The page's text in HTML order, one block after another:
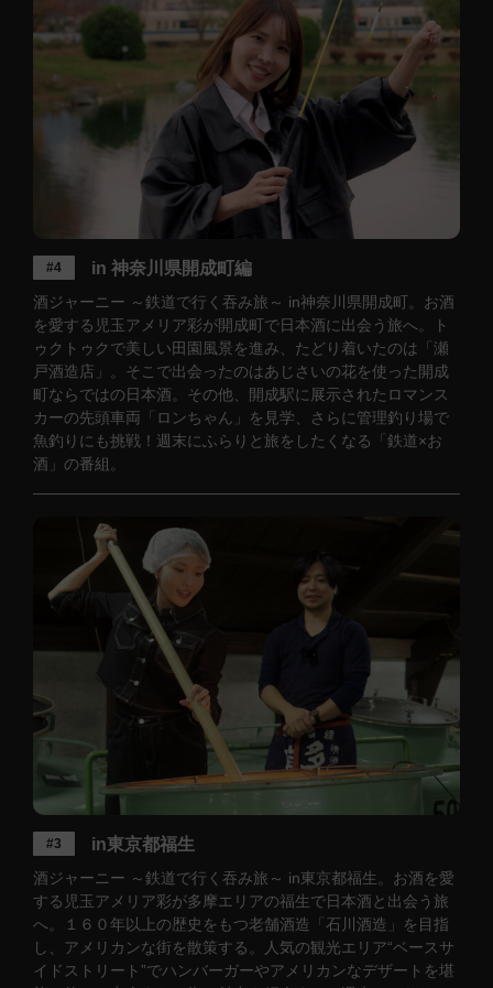
#4 in 神奈川県開成町編
酒ジャーニー ～鉄道で行く吞み旅～ in神奈川県開成町。お酒
を愛する児玉アメリア彩が開成町で日本酒に出会う旅へ。ト
ゥクトゥクで美しい田園風景を進み、たどり着いたのは「瀬
戸酒造店」。そこで出会ったのはあじさいの花を使った開成
町ならではの日本酒。その他、開成駅に展示されたロマンス
カーの先頭車両「ロンちゃん」を見学、さらに管理釣り場で
魚釣りにも挑戦！週末にふらりと旅をしたくなる「鉄道×お
酒」の番組。
#3 in東京都福生
酒ジャーニー ～鉄道で行く吞み旅～ in東京都福生。お酒を愛
する児玉アメリア彩が多摩エリアの福生で日本酒と出会う旅
へ。１６０年以上の歴史をもつ老舗酒造「石川酒造」を目指
し、アメリカンな街を散策する。人気の観光エリア“ベースサ
イドストリート”でハンバーガーやアメリカンなデザートを堪